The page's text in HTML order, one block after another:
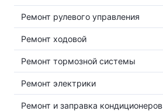
Ремонт рулевого управления
Ремонт ходовой
Ремонт тормозной системы
Ремонт электрики
Ремонт и заправка кондиционеров